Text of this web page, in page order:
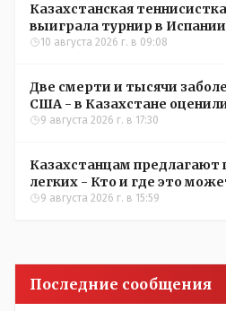
Казахстанская
выиграла турнир в Испании
10 августа 2026 г. в 09:08
Две смерти и тысячи
США - в Казахстане
9 августа 2026 г. в 17:30
Казахстанцам предлагают
легких - Кто и где это
Костанайской области
9 августа 2026 г. в 15:59
Последние сообщения